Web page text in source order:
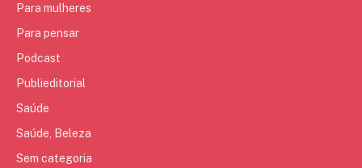
Para mulheres
Para pensar
Podcast
Publieditorial
Saúde
Saúde, Beleza
Sem categoria